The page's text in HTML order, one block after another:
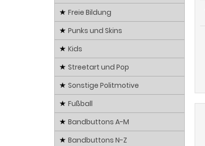
Freie Bildung
Punks und Skins
Kids
Streetart und Pop
Sonstige Politmotive
Fußball
Bandbuttons A-M
Bandbuttons N-Z